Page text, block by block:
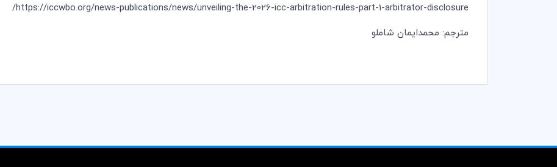
https://iccwbo.org/news-publications/news/unveiling-the-2026-icc-arbitration-rules-part-1-arbitrator-disclosure/
مترجم: محمدایمان شاملو